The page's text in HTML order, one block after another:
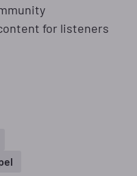
for listeners